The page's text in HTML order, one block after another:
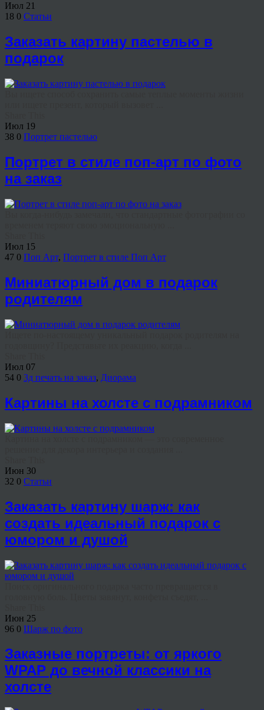
Июл 21
18 0 Статьи
Заказать картину пастелью в
подарок
Июл 19
38 0 Портрет пастелью
Портрет в стиле поп-арт по фото
на заказ
Июл 15
47 0 Поп Арт, Портрет в стиле Поп Арт
Миниатюрный дом в подарок
родителям
Июл 07
54 0 3д печать на заказ, Диорама
Картины на холсте с подрамником
Июн 30
32 0 Статьи
Заказать картину шарж: как
создать идеальный подарок с
юмором и душой
Июн 25
96 0 Шарж по фото
Заказные портреты: от яркого
WPAP до вечной классики на
холсте